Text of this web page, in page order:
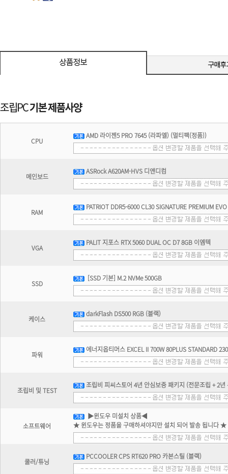
CPU
AMD 라이젠5 PRO 7645 (라파엘) (멀티팩(정품))
메인보드
ASRock A620AM-HVS 디앤디컴
RAM
PATRIOT DDR5-6000 CL30 SIGNATURE PREMIUM
VGA
PALIT 지포스 RTX 5060 DUAL OC D7 8GB 이엠텍
SSD
[SSD 기본] M.2 NVMe 500GB
케이스
darkFlash DS500 RGB (블랙)
파워
에너지옵티머스 EXCEL II 700W 80PLUS STANDARD
조립비 및 TEST
조립비 피씨스토어 4년 안심보증 패키지 (전문조립 + 2
소프트웨어
▶윈도우 미설치 상품◀
★ 윈도우는 정품을 구매하셔야지만 설치 되어 발송 됩니다 ★
쿨러/튜닝
PCCOOLER CPS RT620 PRO 카본스틸 (블랙)